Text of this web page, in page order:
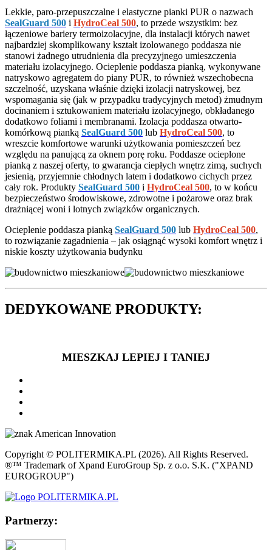
Lekkie, paro-przepuszczalne i elastyczne pianki PUR o nazwach
SealGuard 500 i HydroCeal 500, to przede wszystkim: bez
łączeniowe bariery termoizolacyjne, dla instalacji których nawet
najbardziej skomplikowany kształt izolowanego poddasza nie
stanowi żadnego utrudnienia dla precyzyjnego umieszczenia
materiału izolacyjnego. Ocieplenie poddasza pianką, wykonywane
natryskowo agregatem do piany PUR, to również wszechobecna
szczelność, uzyskana właśnie dzięki izolacji natryskowej, bez
wspomagania się (jak w przypadku tradycyjnych metod) żmudnym
docinaniem i sztukowaniem materiału izolacyjnego, obkładanego
dodatkowo foliami i membranami. Izolacja poddasza otwarto-
komórkową pianką SealGuard 500 lub HydroCeal 500, to
wreszcie komfortowe warunki użytkowania pomieszczeń bez
względu na panującą za oknem porę roku. Poddasze ocieplone
pianką z naszej oferty, to gwarancja ciepłych wnętrz zimą, suchych
jesienią, przyjemnie chłodnych latem i dodatkowo cichych przez
cały rok. Produkty SealGuard 500 i HydroCeal 500, to w końcu
bezpieczeństwo środowiskowe, zdrowotne i pożarowe oraz brak
drażniącej woni i lotnych związków organicznych.
Ocieplenie poddasza pianką SealGuard 500 lub HydroCeal 500,
to rozwiązanie zagadnienia – jak osiągnąć wysoki komfort wnętrz i
niskie koszty użytkowania budynku
DEDYKOWANE PRODUKTY:
MIESZKAJ LEPIEJ I TANIEJ
Copyright © POLITERMIKA.PL (2026). All Rights Reserved.
®™ Trademark of Xpand EuroGroup Sp. z o.o. S.K. ("XPAND
EUROGROUP")
Partnerzy: